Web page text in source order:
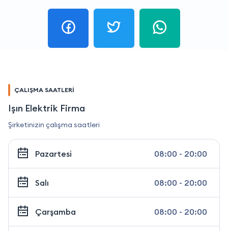
ÇALIŞMA SAATLERİ
Işın Elektrik Firma
Şirketinizin çalışma saatleri
Pazartesi 08:00 - 20:00
Salı 08:00 - 20:00
Çarşamba 08:00 - 20:00